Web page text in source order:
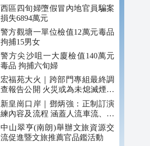
西區四旬婦墮假冒內地官員騙案
損失6894萬元
警方觀塘一單位檢值12萬元毒品
拘捕15男女
警方尖沙咀一大廈檢值140萬元
毒品 拘捕六旬婦
宏福苑大火｜跨部門專組最終調
查報告公開 火災或為未熄滅煙頭
引發
新皇崗口岸｜鄧炳強：正制訂演
練內容及流程 涵蓋人流車流、緊
急應變等
中山翠亨(南朗)舉辦文旅資源交
流促進暨文旅推薦官品鑑活動